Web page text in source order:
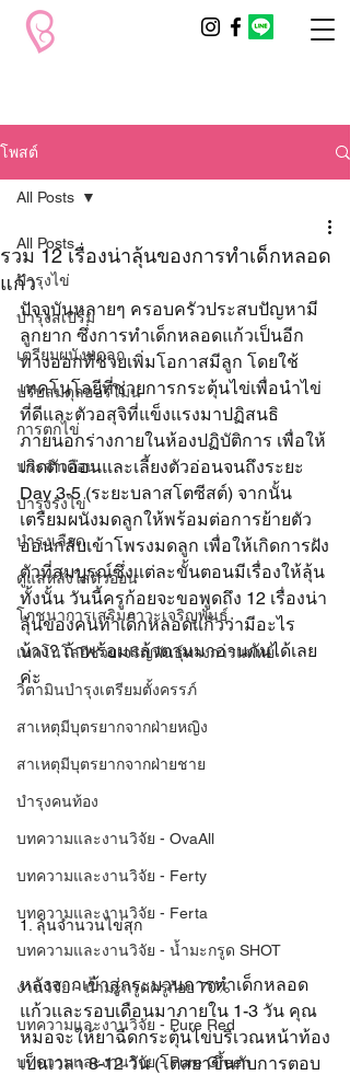
โพสต์
All Posts
บำรุงไข่
บำรุงสเปิร์ม
เตรียมผนังมดลูก
ปรับสมดุลฮอร์โมน
การตกไข่
ประจำเดือน
บำรุงรังไข่
บำรุงเลือด
ดูแลหลังใส่ตัวอ่อน
โภชนาการเสริมภาวะเจริญพันธุ์
เทคโนโลยีช่วยเจริญพันธุ์ทางการแพทย์
วิตามินบำรุงเตรียมตั้งครรภ์
สาเหตุมีบุตรยากจากฝ่ายหญิง
สาเหตุมีบุตรยากจากฝ่ายชาย
บำรุงคนท้อง
บทความและงานวิจัย - OvaAll
บทความและงานวิจัย - Ferty
บทความและงานวิจัย - Ferta
บทความและงานวิจัย - น้ำมะกรูด SHOT
งานวิจัย - น้ำมะกรูดครูก้อย 70%
บทความและงานวิจัย - Pure Red
บทความและงานวิจัย - Pure Green
All Posts
รวม 12 เรื่องน่าลุ้นของการทำเด็กหลอด
แก้ว
ปัจจุบันหลายๆ ครอบครัวประสบปัญหามี
ลูกยาก ซึ่งการทำเด็กหลอดแก้วเป็นอีก
ทางออกที่ช่วยเพิ่มโอกาสมีลูก โดยใช้
เทคโนโลยีที่ช่วยการกระตุ้นไข่เพื่อนำไข่
ที่ดีและตัวอสุจิที่แข็งแรงมาปฏิสนธิ
ภายนอกร่างกายในห้องปฏิบัติการ เพื่อให้
เกิดตัวอ่อนและเลี้ยงตัวอ่อนจนถึงระยะ
Day 3-5 (ระยะบลาสโตซีสต์) จากนั้น
เตรียมผนังมดลูกให้พร้อมต่อการย้ายตัว
อ่อนกลับเข้าโพรงมดลูก เพื่อให้เกิดการฝัง
ตัวที่สมบูรณ์ซึ่งแต่ละขั้นตอนมีเรื่องให้ลุ้น
ทั้งนั้น วันนี้ครูก้อยจะขอพูดถึง 12 เรื่องน่า
ลุ้นของคนทำเด็กหลอดแก้วว่ามีอะไร
บ้าง? ถ้าพร้อมแล้วตามมาอ่านกันได้เลย
ค่ะ
1. ลุ้นจำนวนไข่สุก
หลังจากเข้าสู่กระบวนการทำเด็กหลอด
แก้วและรอบเดือนมาภายใน 1-3 วัน คุณ
หมอจะให้ยาฉีดกระตุ้นไข่บริเวณหน้าท้อง
เป็นเวลา 8-12 วัน (โดสยาขึ้นกับการตอบ